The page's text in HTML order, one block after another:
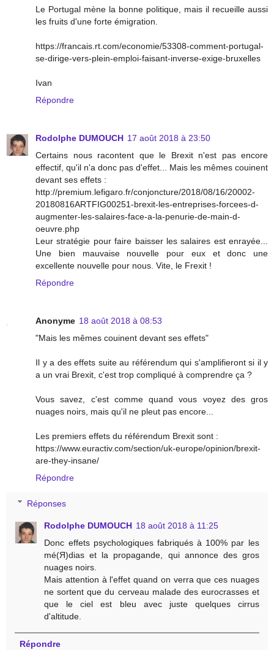
Le Portugal mène la bonne politique, mais il recueille aussi
les fruits d'une forte émigration.
https://francais.rt.com/economie/53308-comment-portugal-
se-dirige-vers-plein-emploi-faisant-inverse-exige-bruxelles
Ivan
Répondre
Rodolphe DUMOUCH 17 août 2018 à 23:50
Certains nous racontent que le Brexit n'est pas encore
effectif, qu'il n'a donc pas d'effet... Mais les mêmes couinent
devant ses effets :
http://premium.lefigaro.fr/conjoncture/2018/08/16/20002-
20180816ARTFIG00251-brexit-les-entreprises-forcees-d-
augmenter-les-salaires-face-a-la-penurie-de-main-d-
oeuvre.php
Leur stratégie pour faire baisser les salaires est enrayée...
Une bien mauvaise nouvelle pour eux et donc une
excellente nouvelle pour nous. Vite, le Frexit !
Répondre
Anonyme 18 août 2018 à 08:53
"Mais les mêmes couinent devant ses effets"
Il y a des effets suite au référendum qui s'amplifieront si il y
a un vrai Brexit, c'est trop compliqué à comprendre ça ?
Vous savez, c'est comme quand vous voyez des gros
nuages noirs, mais qu'il ne pleut pas encore...
Les premiers effets du référendum Brexit sont :
https://www.euractiv.com/section/uk-europe/opinion/brexit-
are-they-insane/
Répondre
Réponses
Rodolphe DUMOUCH 18 août 2018 à 11:25
Donc effets psychologiques fabriqués à 100% par les
mé(Я)dias et la propagande, qui annonce des gros
nuages noirs.
Mais attention à l'effet quand on verra que ces nuages
ne sortent que du cerveau malade des eurocrasses et
que le ciel est bleu avec juste quelques cirrus
d'altitude.
Répondre